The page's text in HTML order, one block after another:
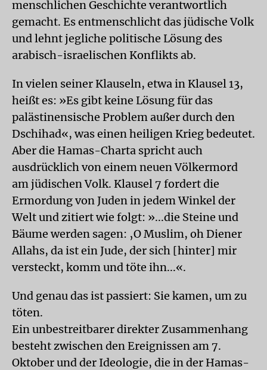
menschlichen Geschichte verantwortlich
gemacht. Es entmenschlicht das jüdische Volk
und lehnt jegliche politische Lösung des
arabisch-israelischen Konflikts ab.
In vielen seiner Klauseln, etwa in Klausel 13,
heißt es: »Es gibt keine Lösung für das
palästinensische Problem außer durch den
Dschihad«, was einen heiligen Krieg bedeutet.
Aber die Hamas-Charta spricht auch
ausdrücklich von einem neuen Völkermord
am jüdischen Volk. Klausel 7 fordert die
Ermordung von Juden in jedem Winkel der
Welt und zitiert wie folgt: »...die Steine und
Bäume werden sagen: ‚O Muslim, oh Diener
Allahs, da ist ein Jude, der sich [hinter] mir
versteckt, komm und töte ihn...«.
Und genau das ist passiert: Sie kamen, um zu
töten.
Ein unbestreitbarer direkter Zusammenhang
besteht zwischen den Ereignissen am 7.
Oktober und der Ideologie, die in der Hamas-